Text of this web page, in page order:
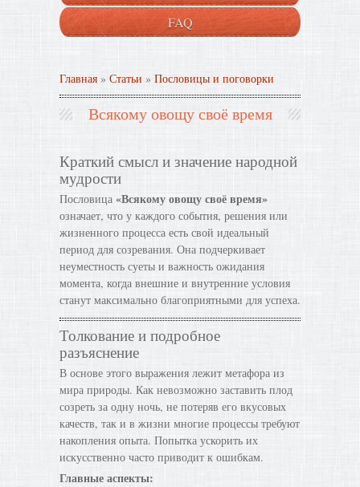
FAQ
Главная » Статьи » Пословицы и поговорки
Всякому овощу своё время
Краткий смысл и значение народной
мудрости
Пословица «Всякому овощу своё время»
означает, что у каждого события, решения или
жизненного процесса есть свой идеальный
период для созревания. Она подчеркивает
неуместность суеты и важность ожидания
момента, когда внешние и внутренние условия
станут максимально благоприятными для успеха.
Толкование и подробное
разъяснение
В основе этого выражения лежит метафора из
мира природы. Как невозможно заставить плод
созреть за одну ночь, не потеряв его вкусовых
качеств, так и в жизни многие процессы требуют
накопления опыта. Попытка ускорить их
искусственно часто приводит к ошибкам.
Главные аспекты: